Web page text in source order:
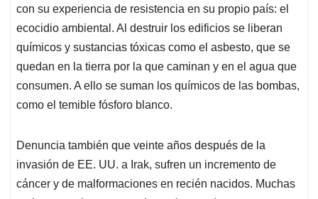
con su experiencia de resistencia en su propio país: el
ecocidio ambiental. Al destruir los edificios se liberan
químicos y sustancias tóxicas como el asbesto, que se
quedan en la tierra por la que caminan y en el agua que
consumen. A ello se suman los químicos de las bombas,
como el temible fósforo blanco.
Denuncia también que veinte años después de la
invasión de EE. UU. a Irak, sufren un incremento de
cáncer y de malformaciones en recién nacidos. Muchas